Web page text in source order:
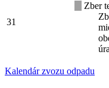
31
Zber
Kalendár zvozu odpadu